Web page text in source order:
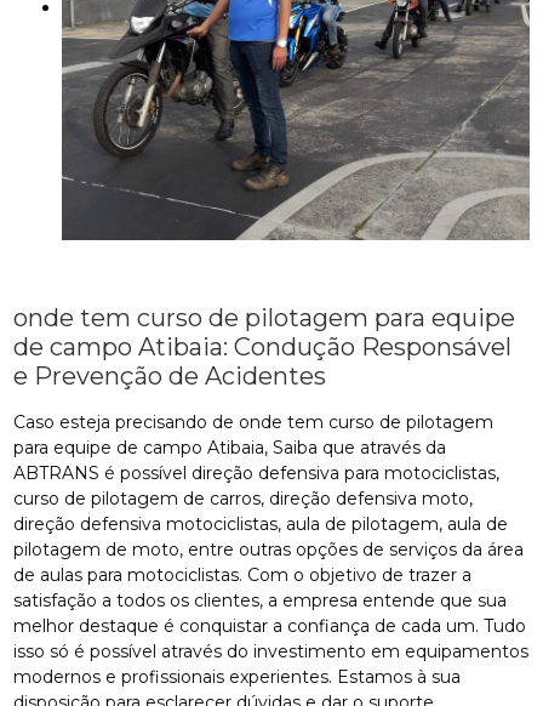
onde tem curso de pilotagem para equipe
de campo Atibaia: Condução Responsável
e Prevenção de Acidentes
Caso esteja precisando de onde tem curso de pilotagem
para equipe de campo Atibaia, Saiba que através da
ABTRANS é possível direção defensiva para motociclistas,
curso de pilotagem de carros, direção defensiva moto,
direção defensiva motociclistas, aula de pilotagem, aula de
pilotagem de moto, entre outras opções de serviços da área
de aulas para motociclistas. Com o objetivo de trazer a
satisfação a todos os clientes, a empresa entende que sua
melhor destaque é conquistar a confiança de cada um. Tudo
isso só é possível através do investimento em equipamentos
modernos e profissionais experientes. Estamos à sua